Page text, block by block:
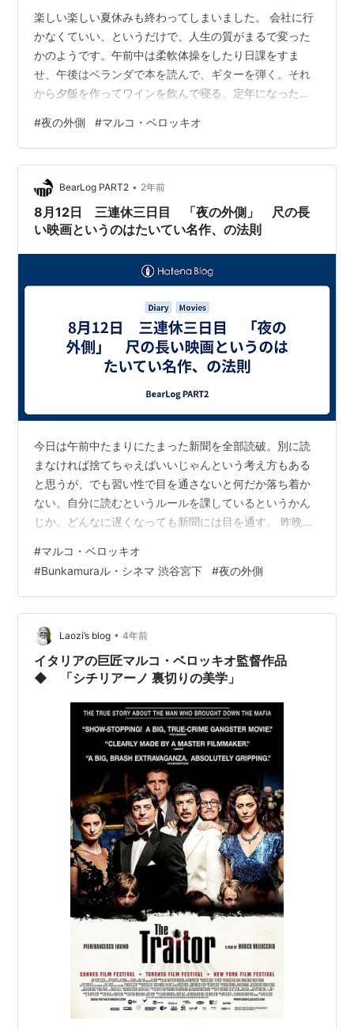
楽しい楽しい夏休みも終わってしまいました。 会社に行
かなくていい、というだけで、人生の質がまるで変った
かのようです。午前中は柔軟体操をしたり日課をすま
せ、午後はベランダで本を読んで、ギターを弾く。それ
から夕飯を作ってワインを飲んで寝る。定年になったら
せん。 仕事が始まった今朝は久方ぶりに登る朝陽を見ま
した。それだけは悪くありません。 自民党の総裁選も酷
い顔ぶれが並んでいます。石破や河野は論外ですが、統
一教会とべったりの小林をやたらとマスコミがプッシュ
しているのが気になります。今朝もXでトレンドに上がっ
てましたし。テレビもこの調子で、候補者らの情…
#夜の外側 #マルコ・ベロッキオ
BearLog PART2 • 2年前
8月12日 三連休三日目 「夜の外側」 尺の長
い映画というのはたいてい名作、の法則
今日は午前中たまりにたまった新聞を全部読破。別に読
まなければ捨てちゃえばいいじゃんという考え方もある
と思うが、でも習い性で目を通さないと何だか落ち着か
ない。自分に読むというルールを課しているというかん
じか。どんなに遅くなっても新聞には目を通す。 昨晩ふ
に行くことにした youtu.be いやはや。長い。前編後編の
二部構成。前編後編はそれぞれ3部ずつに分かれているか
ら、全部で6パート。上映時間は全部合わせて、約340
分、5時間半を超える超大作だ。自分が見た映画の中で長
いものといえば、 「旅芸人の記録」（言わずと知れたテ
オ・アンゲロプロスの名作）が…
#マルコ・ベロッキオ
#Bunkamuraル・シネマ 渋谷宮下 #夜の外側
Laozi’s blog • 4年前
イタリアの巨匠マルコ・ベロッキオ監督作品
◆ 「シチリアーノ 裏切りの美学」